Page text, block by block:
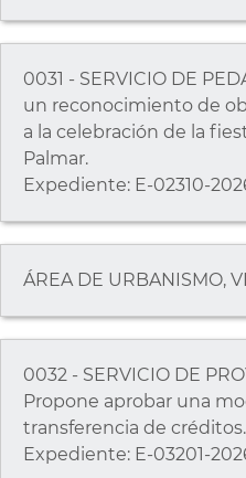
0031 - SERVICIO DE
un reconocimiento de
a la celebración de la
Palmar.
Expediente: E-02310-
ÁREA DE URBANISMO,
0032 - SERVICIO DE
Propone aprobar una
transferencia de créditos.
Expediente: E-03201-